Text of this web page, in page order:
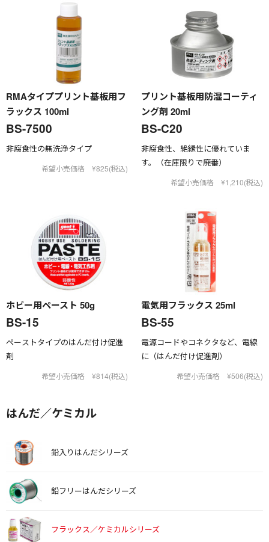
RMAタイププリント基板用フ
ラックス 100ml
BS-7500
非腐食性の無洗浄タイプ
希望小売価格 ¥825(税込)
プリント基板用防湿コーティ
ング剤 20ml
BS-C20
非腐食性、絶縁性に優れていま
す。（在庫限りで廃番）
希望小売価格 ¥1,210(税込)
ホビー用ペースト 50g
BS-15
ペーストタイプのはんだ付け促進
剤
希望小売価格 ¥814(税込)
電気用フラックス 25ml
BS-55
電源コードやコネクタなど、電線
に（はんだ付け促進剤）
希望小売価格 ¥506(税込)
はんだ／ケミカル
鉛入りはんだシリーズ
鉛フリーはんだシリーズ
フラックス／ケミカルシリーズ